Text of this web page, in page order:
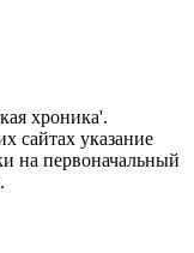
хроника'.
сайтах указание
на первоначальный